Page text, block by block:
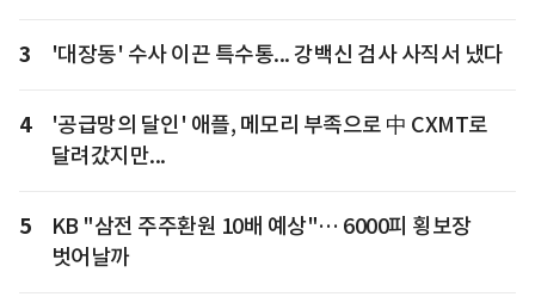
3 '대장동' 수사 이끈 특수통... 강백신 검사 사직서 냈다
4
'공급망의 달인' 애플, 메모리 부족으로 中 CXMT로
달려갔지만...
5
KB "삼전 주주환원 10배 예상"… 6000피 횡보장
벗어날까